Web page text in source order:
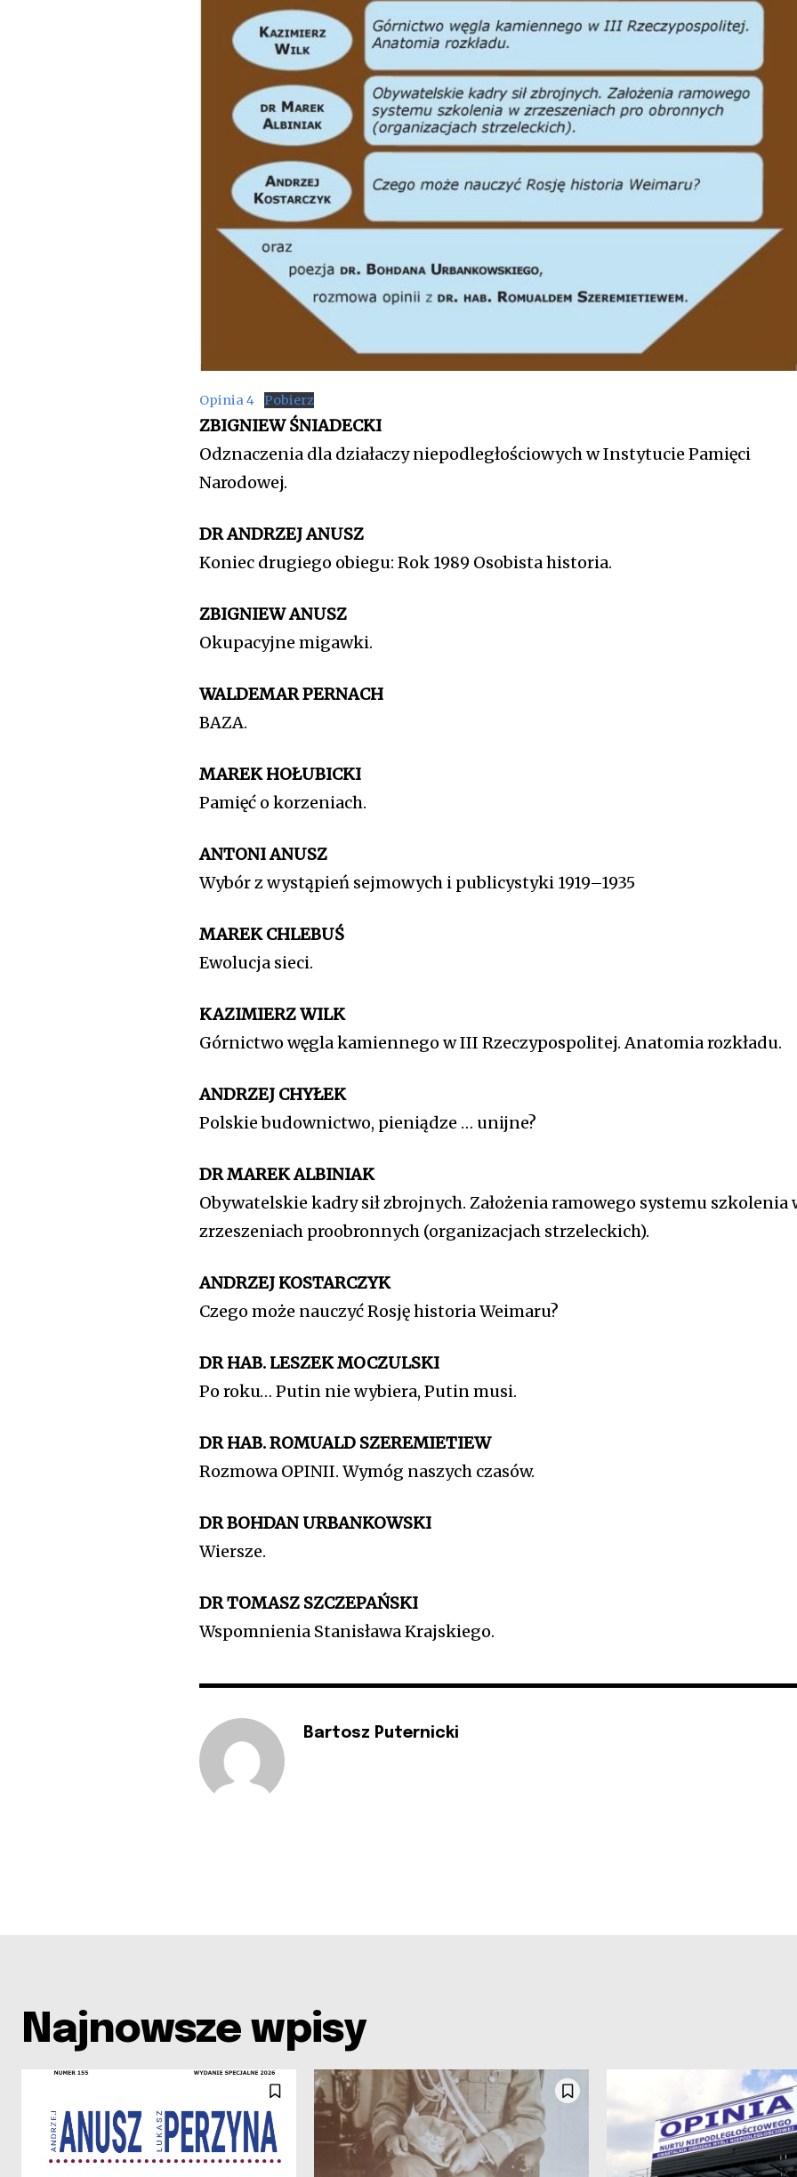
Opinia 4 Pobierz
ZBIGNIEW ŚNIADECKI
Odznaczenia dla działaczy niepodległościowych w Instytucie Pamięci
Narodowej.
DR ANDRZEJ ANUSZ
Koniec drugiego obiegu: Rok 1989 Osobista historia.
ZBIGNIEW ANUSZ
Okupacyjne migawki.
WALDEMAR PERNACH
BAZA.
MAREK HOŁUBICKI
Pamięć o korzeniach.
ANTONI ANUSZ
Wybór z wystąpień sejmowych i publicystyki 1919–1935
MAREK CHLEBUŚ
Ewolucja sieci.
KAZIMIERZ WILK
Górnictwo węgla kamiennego w III Rzeczypospolitej. Anatomia rozkładu.
ANDRZEJ CHYŁEK
Polskie budownictwo, pieniądze … unijne?
DR MAREK ALBINIAK
Obywatelskie kadry sił zbrojnych. Założenia ramowego systemu szkolenia
zrzeszeniach proobronnych (organizacjach strzeleckich).
ANDRZEJ KOSTARCZYK
Czego może nauczyć Rosję historia Weimaru?
DR HAB. LESZEK MOCZULSKI
Po roku… Putin nie wybiera, Putin musi.
DR HAB. ROMUALD SZEREMIETIEW
Rozmowa OPINII. Wymóg naszych czasów.
DR BOHDAN URBANKOWSKI
Wiersze.
DR TOMASZ SZCZEPAŃSKI
Wspomnienia Stanisława Krajskiego.
Bartosz Puternicki
Najnowsze wpisy